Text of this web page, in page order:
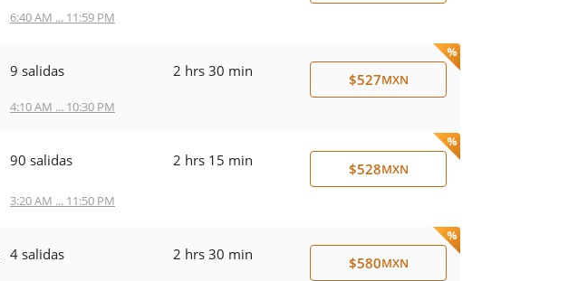
6:40 AM ... 11:59 PM
9 salidas
4:10 AM ... 10:30 PM
2 hrs 30 min $527MXN
90 salidas
3:20 AM ... 11:50 PM
2 hrs 15 min $528MXN
4 salidas 2 hrs 30 min $580MXN